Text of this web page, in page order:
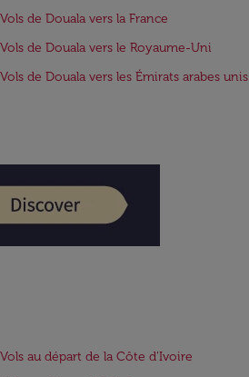
Vols de Douala vers la France
Vols de Douala vers le Royaume-Uni
Vols de Douala vers les Émirats arabes unis
Vols au départ de la Côte d'Ivoire